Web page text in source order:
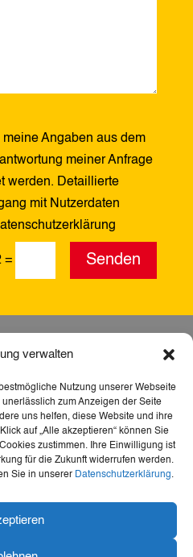
verwalten
Nutzung unserer Webseite
zum Anzeigen der Seite
uns helfen, diese Website und ihre
auf „Alle akzeptieren“ können Sie
zustimmen. Ihre Einwilligung ist
für die Zukunft widerrufen werden.
Sie in unserer Datenschutzerklärung.
Angaben aus dem
meiner Anfrage
werden. Detaillierte
mit Nutzerdaten
= Senden
mehr Teilhabe,